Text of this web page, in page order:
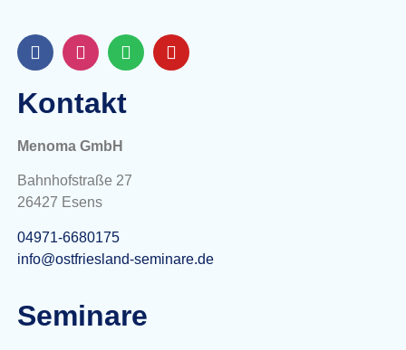
Kontakt
Menoma GmbH
Bahnhofstraße 27
26427 Esens
04971-6680175
info@ostfriesland-seminare.de
Seminare